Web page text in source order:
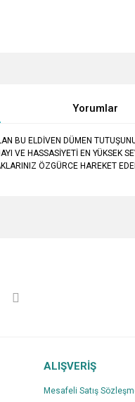
Yorumlar
BU ELDİVEN DÜMEN
VE HASSASİYETİ EN YÜKSEK
ÖZGÜRCE HAREKET
bulunuyor.
ALIŞVERİŞ
Mesafeli Satış